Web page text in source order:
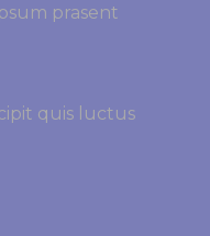
prasent
quis luctus